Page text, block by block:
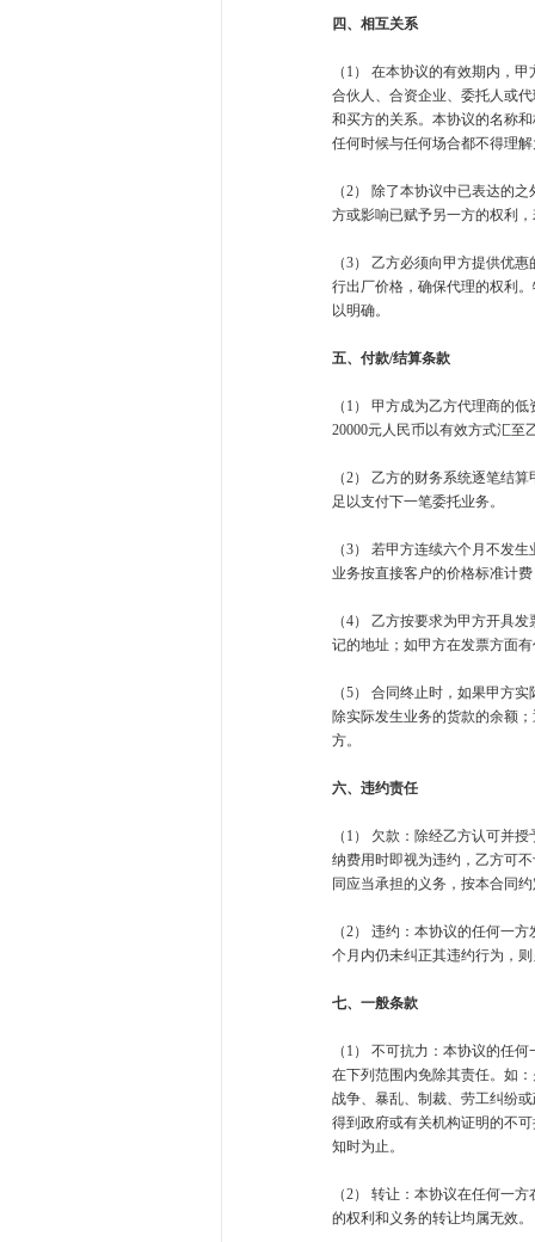
四、相互关系
（1） 在本协议的有效期内，
合伙人、合资企业、委托人或
和买方的关系。本协议的名称
任何时候与任何场合都不得理
（2） 除了本协议中已表达的
方或影响已赋予另一方的权利
（3） 乙方必须向甲方提供优
行出厂价格，确保代理的权利
以明确。
五、付款/结算条款
（1） 甲方成为乙方代理商的
20000元人民币以有效方式汇
（2） 乙方的财务系统逐笔结
足以支付下一笔委托业务。
（3） 若甲方连续六个月不发
业务按直接客户的价格标准计
（4） 乙方按要求为甲方开具
记的地址；如甲方在发票方面
（5） 合同终止时，如果甲方
除实际发生业务的货款的余额
方。
六、违约责任
（1） 欠款：除经乙方认可并
纳费用时即视为违约，乙方可
同应当承担的义务，按本合同
（2） 违约：本协议的任何一
个月内仍未纠正其违约行为，
七、一般条款
（1） 不可抗力：本协议的任
在下列范围内免除其责任。如
战争、暴乱、制裁、劳工纠纷
得到政府或有关机构证明的不
知时为止。
（2） 转让：本协议在任何一
的权利和义务的转让均属无效。